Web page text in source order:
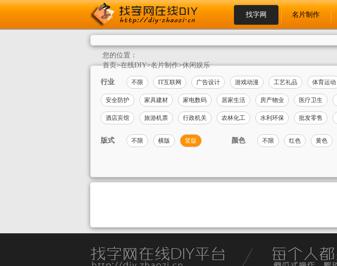
找字网 名片制作
您的位置：
首页>在线DIY>名片制作>休闲娱乐
行业 不限 IT互联网 广告设计 游戏动漫 工艺礼品 体育运动
安全防护 家具建材 家电数码 居家生活 房产物业 医疗卫生
酒店宾馆 旅游机票 行政机关 农林化工 水利环保 批发零售
版式 不限 横版 竖版 颜色 不限 红色 黄色